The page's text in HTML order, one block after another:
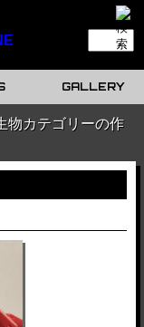
GALLERY
物カテゴリーの作